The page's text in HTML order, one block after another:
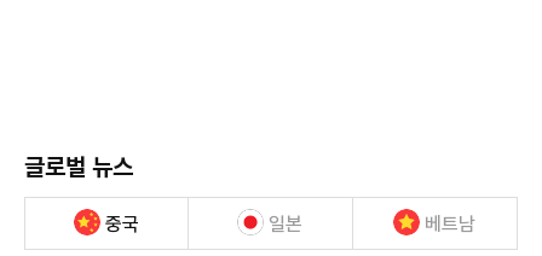
글로벌 뉴스
중국 일본 베트남